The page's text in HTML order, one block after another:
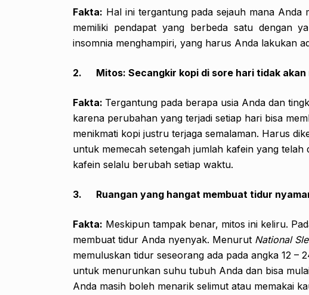
Fakta: Hal ini tergantung pada sejauh mana Anda
memiliki pendapat yang berbeda satu dengan
insomnia menghampiri, yang harus Anda lakukan
2. Mitos: Secangkir kopi di sore hari tidak
Fakta: Tergantung pada berapa usia Anda dan
karena perubahan yang terjadi setiap hari bisa
menikmati kopi justru terjaga semalaman. Harus
untuk memecah setengah jumlah kafein yang telah
kafein selalu berubah setiap waktu.
3. Ruangan yang hangat membuat tidur
Fakta: Meskipun tampak benar, mitos ini keliru.
membuat tidur Anda nyenyak. Menurut National
memuluskan tidur seseorang ada pada angka 12 –
untuk menurunkan suhu tubuh Anda dan bisa
Anda masih boleh menarik selimut atau memakai